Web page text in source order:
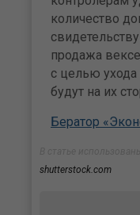
количество
продажа
с целью ухода
будут на их
Бератор
shutterstock.com